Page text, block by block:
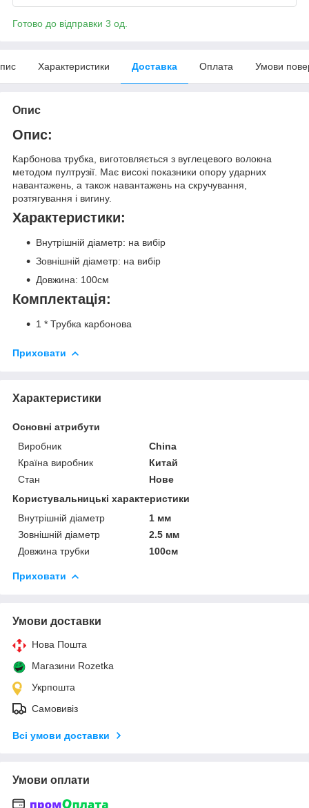
Готово до відправки 3 од.
Характеристики Доставка Оплата Умови
Опис
Опис:
Карбонова трубка, виготовляється з вуглецевого волокна
методом пултрузії. Має високі показники опору ударних
навантажень, а також навантажень на скручування,
розтягування і вигину.
Характеристики:
Внутрішній діаметр: на вибір
Зовнішній діаметр: на вибір
Довжина: 100см
Комплектація:
1 * Трубка карбонова
Приховати
Характеристики
Основні атрибути
Виробник
China
Країна виробник
Китай
Стан
Нове
Користувальницькі характеристики
Внутрішній діаметр
1 мм
Зовнішній діаметр
2.5 мм
Довжина трубки
100см
Приховати
Умови доставки
Нова Пошта
Магазини Rozetka
Укрпошта
Самовивіз
Всі умови доставки
Умови оплати